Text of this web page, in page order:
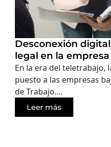
Desconexión
legal en la empresa
En la era del teletrabajo,
puesto a las empresas
de Trabajo....
Leer más